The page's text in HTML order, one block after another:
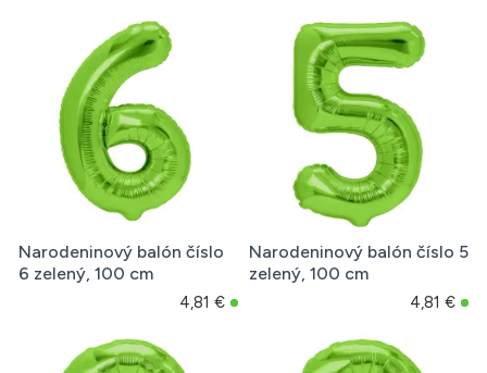
Narodeninový balón číslo
6 zelený, 100 cm
4,81 €
Narodeninový balón číslo 5
zelený, 100 cm
4,81 €